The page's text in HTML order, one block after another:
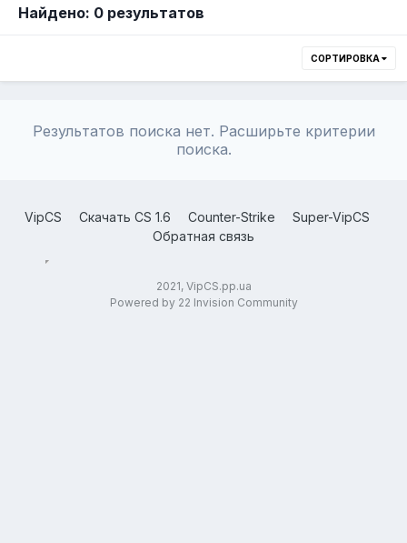
Найдено: 0 результатов
СОРТИРОВКА
Результатов поиска нет. Расширьте критерии
поиска.
VipCS Скачать CS 1.6 Counter-Strike
Super-VipCS
Обратная связь
2021, VipCS.pp.ua
Powered by 22 Invision Community